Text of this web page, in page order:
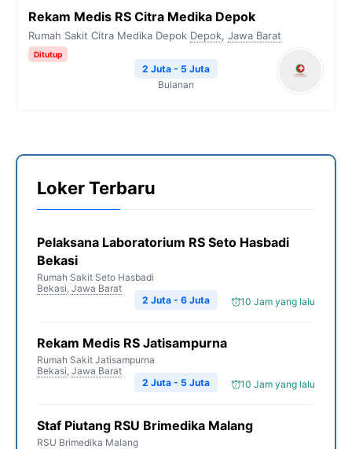
Rekam Medis RS Citra Medika Depok
Rumah Sakit Citra Medika Depok Depok, Jawa Barat
Ditutup
2 Juta - 5 Juta
Bulanan
Loker Terbaru
Pelaksana Laboratorium RS Seto Hasbadi
Bekasi
Rumah Sakit Seto Hasbadi
Bekasi, Jawa Barat
10 Jam yang lalu
2 Juta - 6 Juta
Rekam Medis RS Jatisampurna
Rumah Sakit Jatisampurna
Bekasi, Jawa Barat
10 Jam yang lalu
2 Juta - 5 Juta
Staf Piutang RSU Brimedika Malang
RSU Brimedika Malang